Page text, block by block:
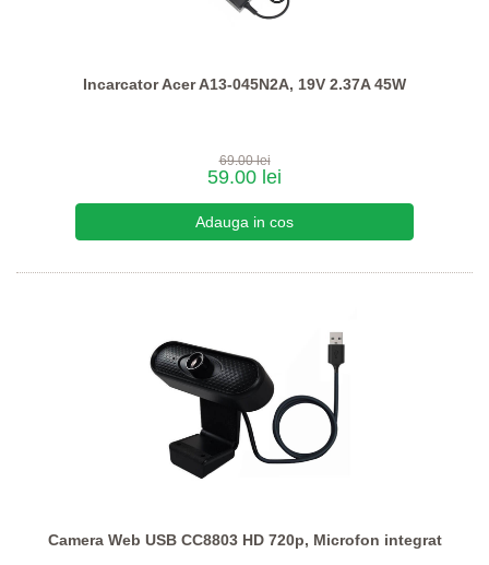
Incarcator Acer A13-045N2A, 19V 2.37A 45W
69.00 lei
59.00 lei
Camera Web USB CC8803 HD 720p, Microfon integrat